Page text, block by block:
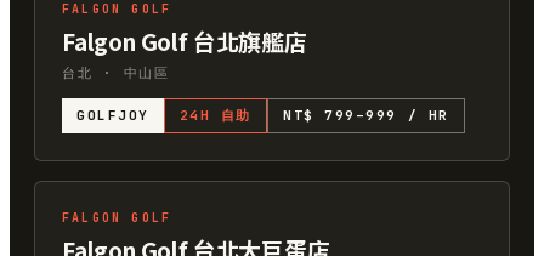
FALGON GOLF
Falgon Golf 台北旗艦店
台北 · 中山區
GOLFJOY 24H 自助 NT$ 799–999 / HR
FALGON GOLF
Falgon Golf 台北大巨蛋店